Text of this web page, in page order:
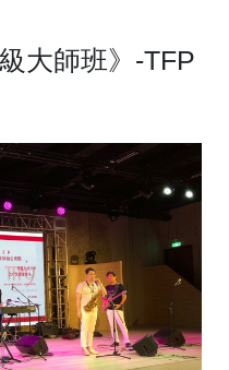
級大師班》-TFP